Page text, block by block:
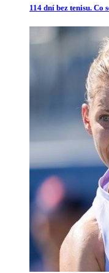
114 dní bez tenisu. Co